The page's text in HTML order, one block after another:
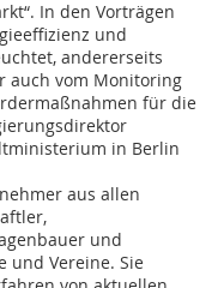
In den Vorträgen
und
andererseits
auch vom Monitoring
für die
in Berlin
aus allen
und
und Vereine. Sie